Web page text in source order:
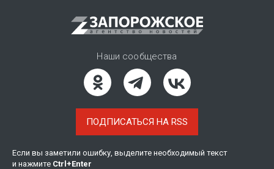
Наши сообщества
ПОДПИСАТЬСЯ НА RSS
Если вы заметили ошибку, выделите необходимый текст
и нажмите Ctrl +Enter